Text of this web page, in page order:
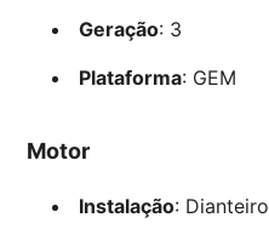
Geração: 3
Plataforma: GEM
Motor
Instalação: Dianteiro